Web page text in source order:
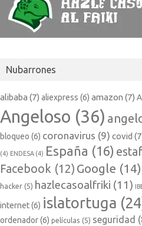
Nubarrones
alibaba (7) aliexpress (6) amazon (7)
Angeloso (36)
bloqueo (6) coronavirus (9) covid
(4) ENDESA (4) España (16)
Facebook (12) Google (14)
hacker (5) hazlecasoalfriki (11)
internet(6) islatortuga
ordenador(6) películas (5) seguridad